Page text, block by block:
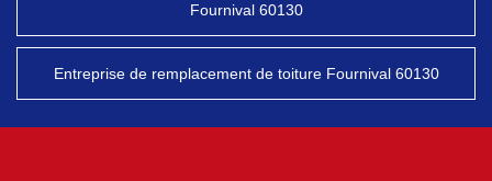
Fournival 60130
Entreprise de remplacement de toiture Fournival 60130